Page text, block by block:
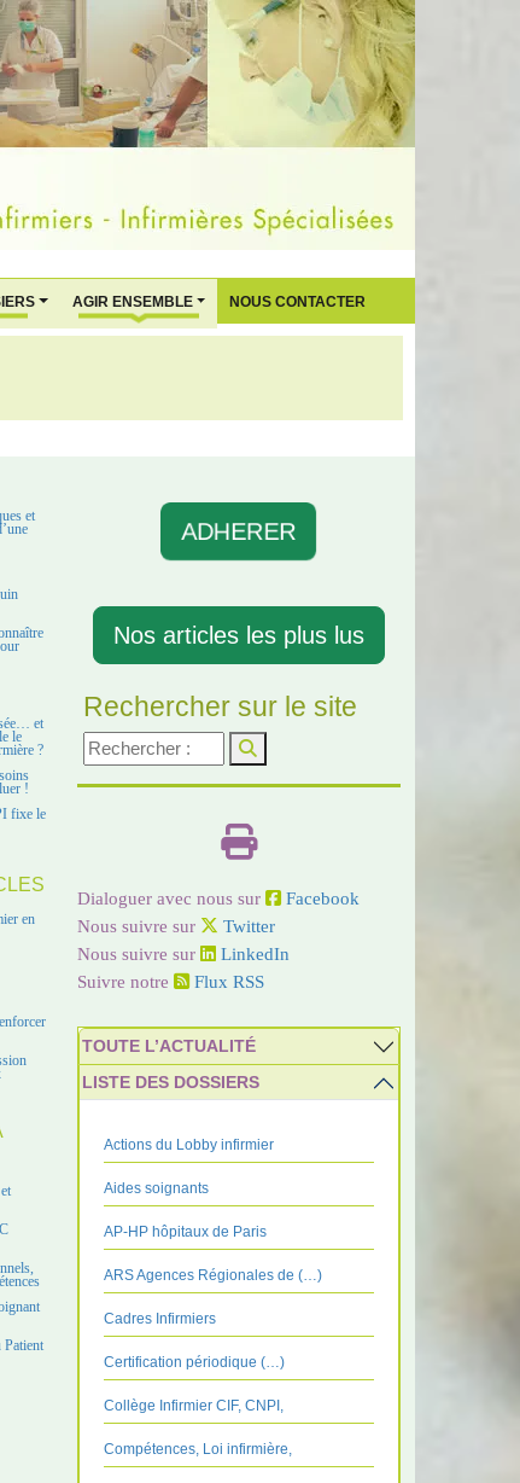
AGIR ENSEMBLE NOUS CONTACTER
et
et
le
?
!
fixe le
en
Patient
ADHERER
Nos articles les plus lus
Rechercher sur le site
Dialoguer avec nous sur
Facebook
Nous suivre sur
Twitter
Nous suivre sur
LinkedIn
Suivre notre
Flux RSS
TOUTE L’ACTUALITÉ
LISTE DES DOSSIERS
Actions du Lobby infirmier
Aides soignants
AP-HP hôpitaux de Paris
ARS Agences Régionales de (…)
Cadres Infirmiers
Certification périodique (…)
Collège Infirmier CIF, CNPI,
Compétences, Loi infirmière,